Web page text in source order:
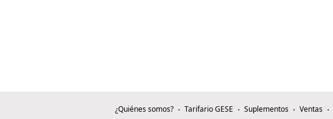
¿Quiénes somos? Tarifario GESE Suplementos Ventas